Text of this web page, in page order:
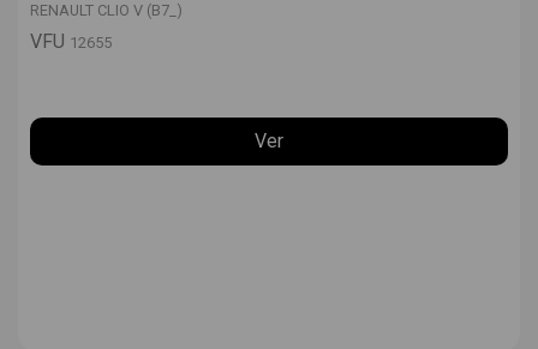
RENAULT CLIO V (B7_)
VFU 12655
Ver